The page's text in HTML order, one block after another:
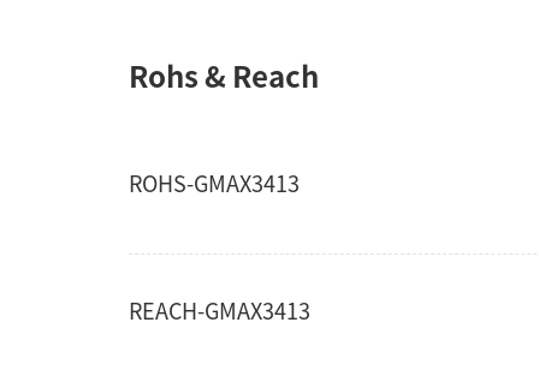
Rohs & Reach
ROHS-GMAX3413
REACH-GMAX3413